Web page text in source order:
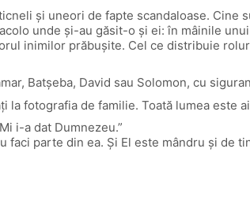
și uneori de fapte scandaloase.
unde și-au găsit-o și ei: în mâinile
inimilor prăbușite. Cel ce distribuie
Batșeba, David sau Solomon, cu
la fotografia de familie. Toată lumea este
i-a dat Dumnezeu.”
faci parte din ea. Și El este mândru și de